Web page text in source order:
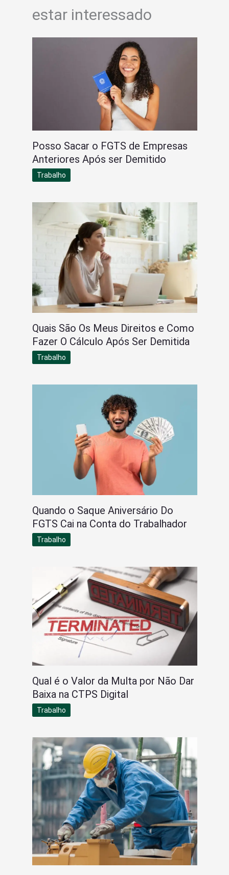
estar interessado
Posso Sacar o FGTS de Empresas
Anteriores Após ser Demitido
Trabalho
Quais São Os Meus Direitos e Como
Fazer O Cálculo Após Ser Demitida
Trabalho
Quando o Saque Aniversário Do
FGTS Cai na Conta do Trabalhador
Trabalho
Qual é o Valor da Multa por Não Dar
Baixa na CTPS Digital
Trabalho